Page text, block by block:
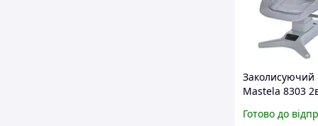
Заколисуючий
Mastela 8303
Готово до